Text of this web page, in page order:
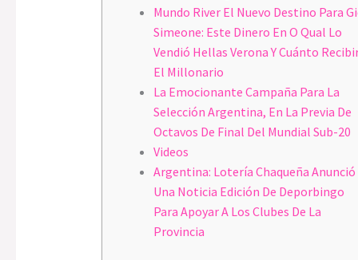
Mundo River El Nuevo Destino Para
Simeone: Este Dinero En O Qual Lo
Vendió Hellas Verona Y Cuánto
El Millonario
La Emocionante Campaña Para La
Selección Argentina, En La Previa De
Octavos De Final Del Mundial Sub-20
Videos
Argentina: Lotería Chaqueña Anunció
Una Noticia Edición De Deporbingo
Para Apoyar A Los Clubes De La
Provincia